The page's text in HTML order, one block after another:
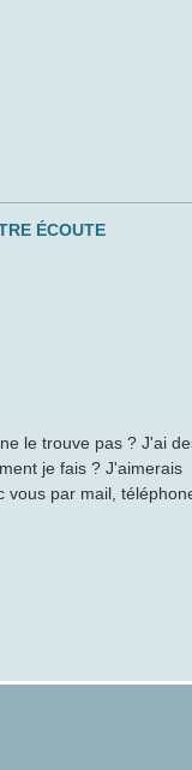
ÉCOUTE
le trouve pas ? J'ai
je fais ? J'aimerais
vous par mail,